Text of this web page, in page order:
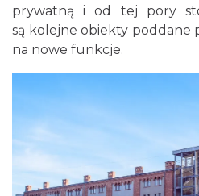
prywatną i od tej pory
są kolejne obiekty poddane
na nowe funkcje.